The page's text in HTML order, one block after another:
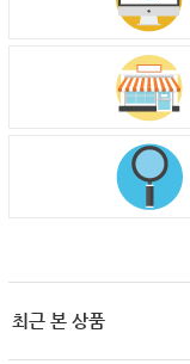
최근 본 상품